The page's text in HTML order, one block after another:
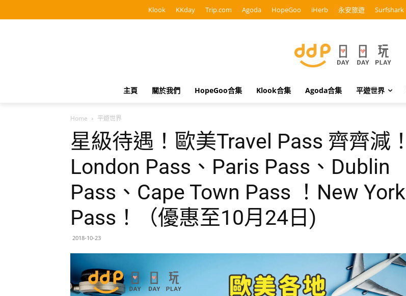
Klook KKday Trip.com Agoda HopeGoo iHerb 永安旅遊 Surfshark
主頁 關於我們 HopeGoo合集 Klook合集 Agoda合集 平遊世界
Home 平遊世界
星級待遇！歐美Travel Pass 齊齊減！
London Pass、Paris Pass、Dublin
Pass、Cape Town Pass ！New York
Pass！（優惠至10月24日)
2018-10-23